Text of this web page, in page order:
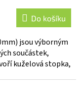
Do košíku
jsou výborným
součástek,
kuželová stopka,